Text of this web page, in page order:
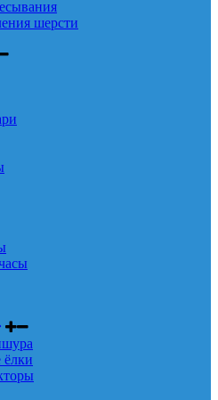
шерсти
ёлки